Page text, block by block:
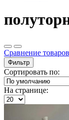
Сравнение
Фильтр
Сортировать по:
На странице: